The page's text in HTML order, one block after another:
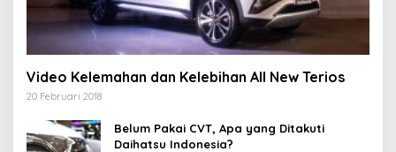
Video Kelemahan dan Kelebihan All New Terios
20 Februari 2018
Belum Pakai CVT, Apa yang Ditakuti
Daihatsu Indonesia?